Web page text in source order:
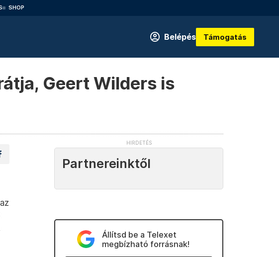
SHOP
Belépés Támogatás
Geert Wilders is
Partnereinktől
Állítsd be a Telexet
megbízható forrásnak!